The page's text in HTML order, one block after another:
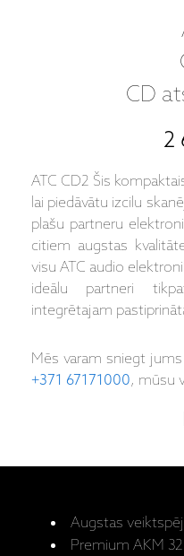
CD
2
ATC CD2 Šis
lai piedāvātu izcilu
plašu partneru
citiem augstas
visu ATC audio
ideālu partneri
integrētajam
Mēs varam sniegt
+371 67171000, mūsu
Augstas
Premium AKM